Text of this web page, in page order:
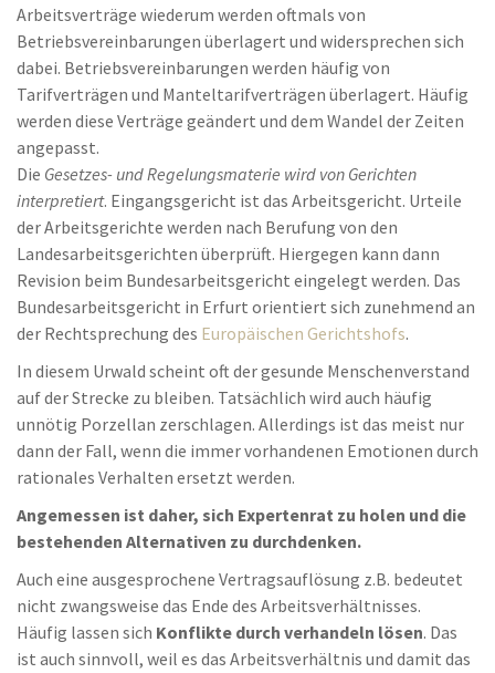
Arbeitsverträge wiederum werden oftmals von
Betriebsvereinbarungen überlagert und widersprechen sich
dabei. Betriebsvereinbarungen werden häufig von
Tarifverträgen und Manteltarifverträgen überlagert. Häufig
werden diese Verträge geändert und dem Wandel der Zeiten
angepasst.
Die Gesetzes- und Regelungsmaterie wird von Gerichten
interpretiert. Eingangsgericht ist das Arbeitsgericht. Urteile
der Arbeitsgerichte werden nach Berufung von den
Landesarbeitsgerichten überprüft. Hiergegen kann dann
Revision beim Bundesarbeitsgericht eingelegt werden. Das
Bundesarbeitsgericht in Erfurt orientiert sich zunehmend an
der Rechtsprechung des Europäischen Gerichtshofs.
In diesem Urwald scheint oft der gesunde Menschenverstand
auf der Strecke zu bleiben. Tatsächlich wird auch häufig
unnötig Porzellan zerschlagen. Allerdings ist das meist nur
dann der Fall, wenn die immer vorhandenen Emotionen durch
rationales Verhalten ersetzt werden.
Angemessen ist daher, sich Expertenrat zu holen und die
bestehenden Alternativen zu durchdenken.
Auch eine ausgesprochene Vertragsauflösung z.B. bedeutet
nicht zwangsweise das Ende des Arbeitsverhältnisses.
Häufig lassen sich Konflikte durch verhandeln lösen. Das
ist auch sinnvoll, weil es das Arbeitsverhältnis und damit das